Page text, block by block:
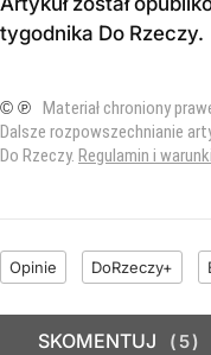
tygodnika Do Rzeczy.
© ℗
Materiał chroniony
Dalsze rozpowszechnianie
Do Rzeczy. Regulamin i
Opinie DoRzeczy+
SKOMENTUJ 5